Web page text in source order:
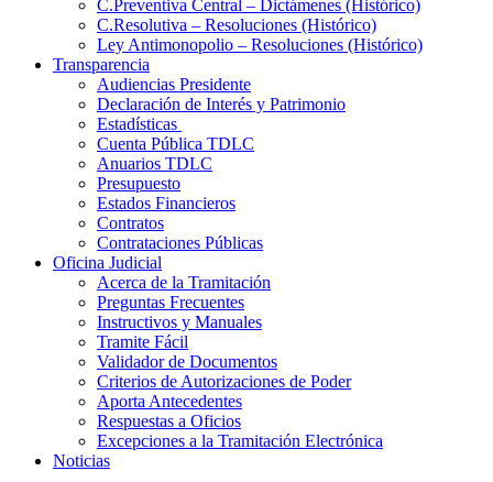
C.Preventiva Central – Dictámenes (Histórico)
C.Resolutiva – Resoluciones (Histórico)
Ley Antimonopolio – Resoluciones (Histórico)
Transparencia
Audiencias Presidente
Declaración de Interés y Patrimonio
Estadísticas
Cuenta Pública TDLC
Anuarios TDLC
Presupuesto
Estados Financieros
Contratos
Contrataciones Públicas
Oficina Judicial
Acerca de la Tramitación
Preguntas Frecuentes
Instructivos y Manuales
Tramite Fácil
Validador de Documentos
Criterios de Autorizaciones de Poder
Aporta Antecedentes
Respuestas a Oficios
Excepciones a la Tramitación Electrónica
Noticias